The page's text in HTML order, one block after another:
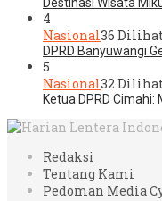
4
Nasional36
DPRD Banyuwangi
5
Nasional32
Ketua DPRD Cimahi:
Redaksi
Tentang Kami
Pedoman Media